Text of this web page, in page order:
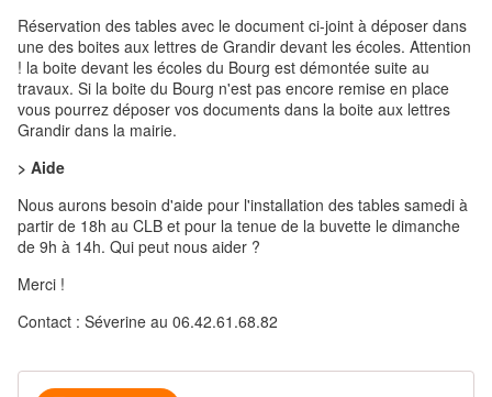
Réservation des tables avec le document ci-joint à déposer dans
une des boites aux lettres de Grandir devant les écoles. Attention
! la boite devant les écoles du Bourg est démontée suite au
travaux. Si la boite du Bourg n'est pas encore remise en place
vous pourrez déposer vos documents dans la boite aux lettres
Grandir dans la mairie.
> Aide
Nous aurons besoin d'aide pour l'installation des tables samedi à
partir de 18h au CLB et pour la tenue de la buvette le dimanche
de 9h à 14h. Qui peut nous aider ?
Merci !
Contact : Séverine au 06.42.61.68.82